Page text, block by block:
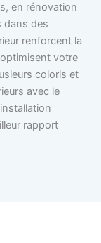
en rénovation
dans des
renforcent la
votre
coloris et
avec le
rapport